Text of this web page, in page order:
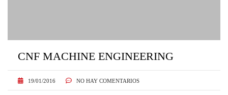
CNF MACHINE ENGINEERING
19/01/2016 NO HAY COMENTARIOS